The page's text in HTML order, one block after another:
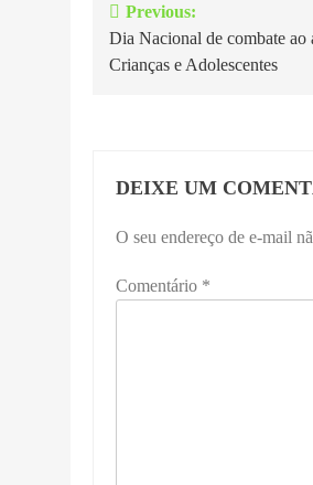
Navegação
de
Previous:
Dia Nacional de combate ao
Crianças e Adolescentes
DEIXE UM
O seu endereço de e-mail
Comentário *